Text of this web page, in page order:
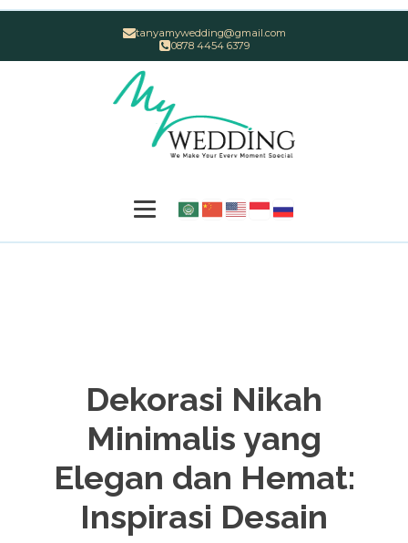
tanyamywedding@gmail.com
0878 4454 6379
Dekorasi Nikah
Minimalis yang
Elegan dan Hemat:
Inspirasi Desain